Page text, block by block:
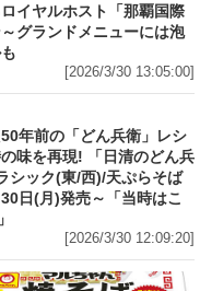
イヤルホスト「那覇国際
グランドメニューには泡
[2026/3/30 13:05:00]
年前の「どん兵衛」レシ
味を再現! 「日清のどん兵
シック(東/西)/天ぷらそば
日(月)発売～「当時はこ
[2026/3/30 12:09:20]